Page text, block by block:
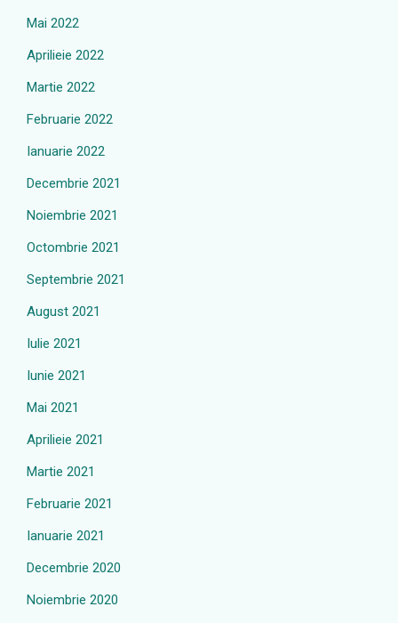
Mai 2022
Aprilieie 2022
Martie 2022
Februarie 2022
Ianuarie 2022
Decembrie 2021
Noiembrie 2021
Octombrie 2021
Septembrie 2021
August 2021
Iulie 2021
Iunie 2021
Mai 2021
Aprilieie 2021
Martie 2021
Februarie 2021
Ianuarie 2021
Decembrie 2020
Noiembrie 2020